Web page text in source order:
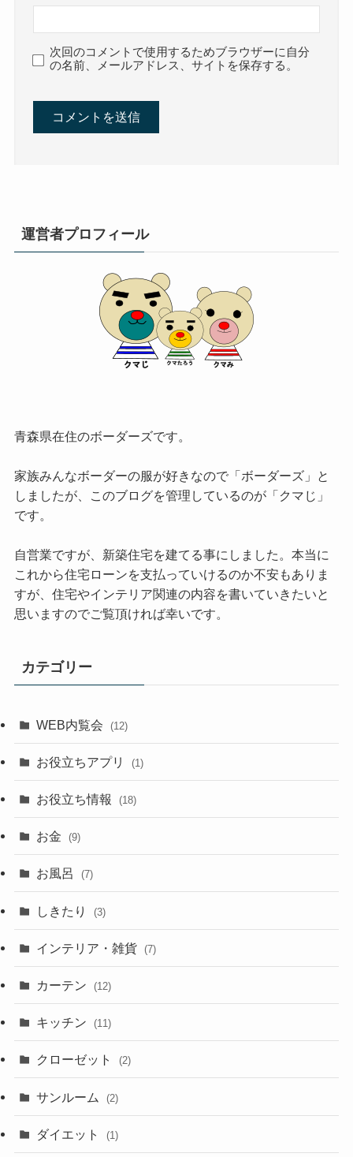
次回のコメントで使用するためブラウザーに自分
の名前、メールアドレス、サイトを保存する。
運営者プロフィール
青森県在住のボーダーズです。
家族みんなボーダーの服が好きなので「ボーダーズ」と
しましたが、このブログを管理しているのが「クマじ」
です。
自営業ですが、新築住宅を建てる事にしました。本当に
これから住宅ローンを支払っていけるのか不安もありま
すが、住宅やインテリア関連の内容を書いていきたいと
思いますのでご覧頂ければ幸いです。
カテゴリー
WEB内覧会 (12)
お役立ちアプリ (1)
お役立ち情報 (18)
お金 (9)
お風呂 (7)
しきたり (3)
インテリア・雑貨 (7)
カーテン (12)
キッチン (11)
クローゼット (2)
サンルーム (2)
ダイエット (1)